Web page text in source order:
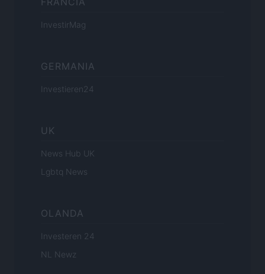
InvestirMag
GERMANIA
Investieren24
UK
News Hub UK
Lgbtq News
OLANDA
Investeren 24
NL Newz